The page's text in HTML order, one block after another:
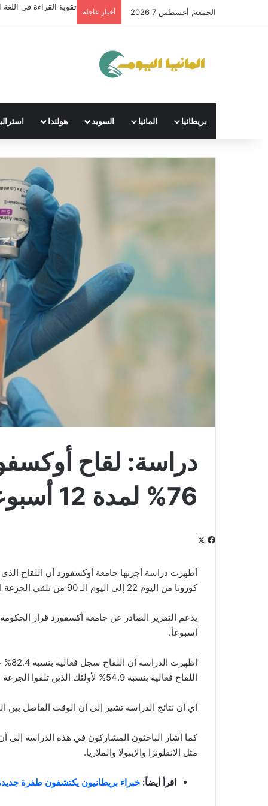
الجمعة, أغسطس 7 2026 أخبار عاجلة
تقوية القراءة في اللغة
بريطانيا المانيا السويد هولندا
دراسة: لقاح
76% لمدة 12 أسبوعاً بعد الجرعة الأولى
فيسبوك
كورونا من اليوم 22 إلى اليوم الـ 90 من تلقي الجرعة الأولى.
أسبوعاً.
اللقاح فعالية بنسبة 54.9% لأولئك الذين تلقوا الجرعة الثانية من اللقاح بعد أقل من 6 أسابيع من الجرعة الأولى.
أي أن نتائج الدراسة تشير إلى أن الوقت الفاصل بين
كما أشار الباحثون المشاركون في هذه الدراسة إلى
مثل الإنفلونزا والإيبولا والملاريا.
اقرأ أيضاً: خبراء بريطانيون يكتشفون طفرة جديدة